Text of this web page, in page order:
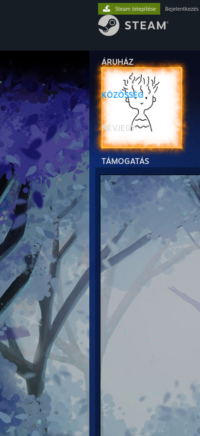
ÁRUHÁZ
KÖZÖSSÉG
NÉVJEGY
TÁMOGATÁS
Steam telepítése Bejelentkezés